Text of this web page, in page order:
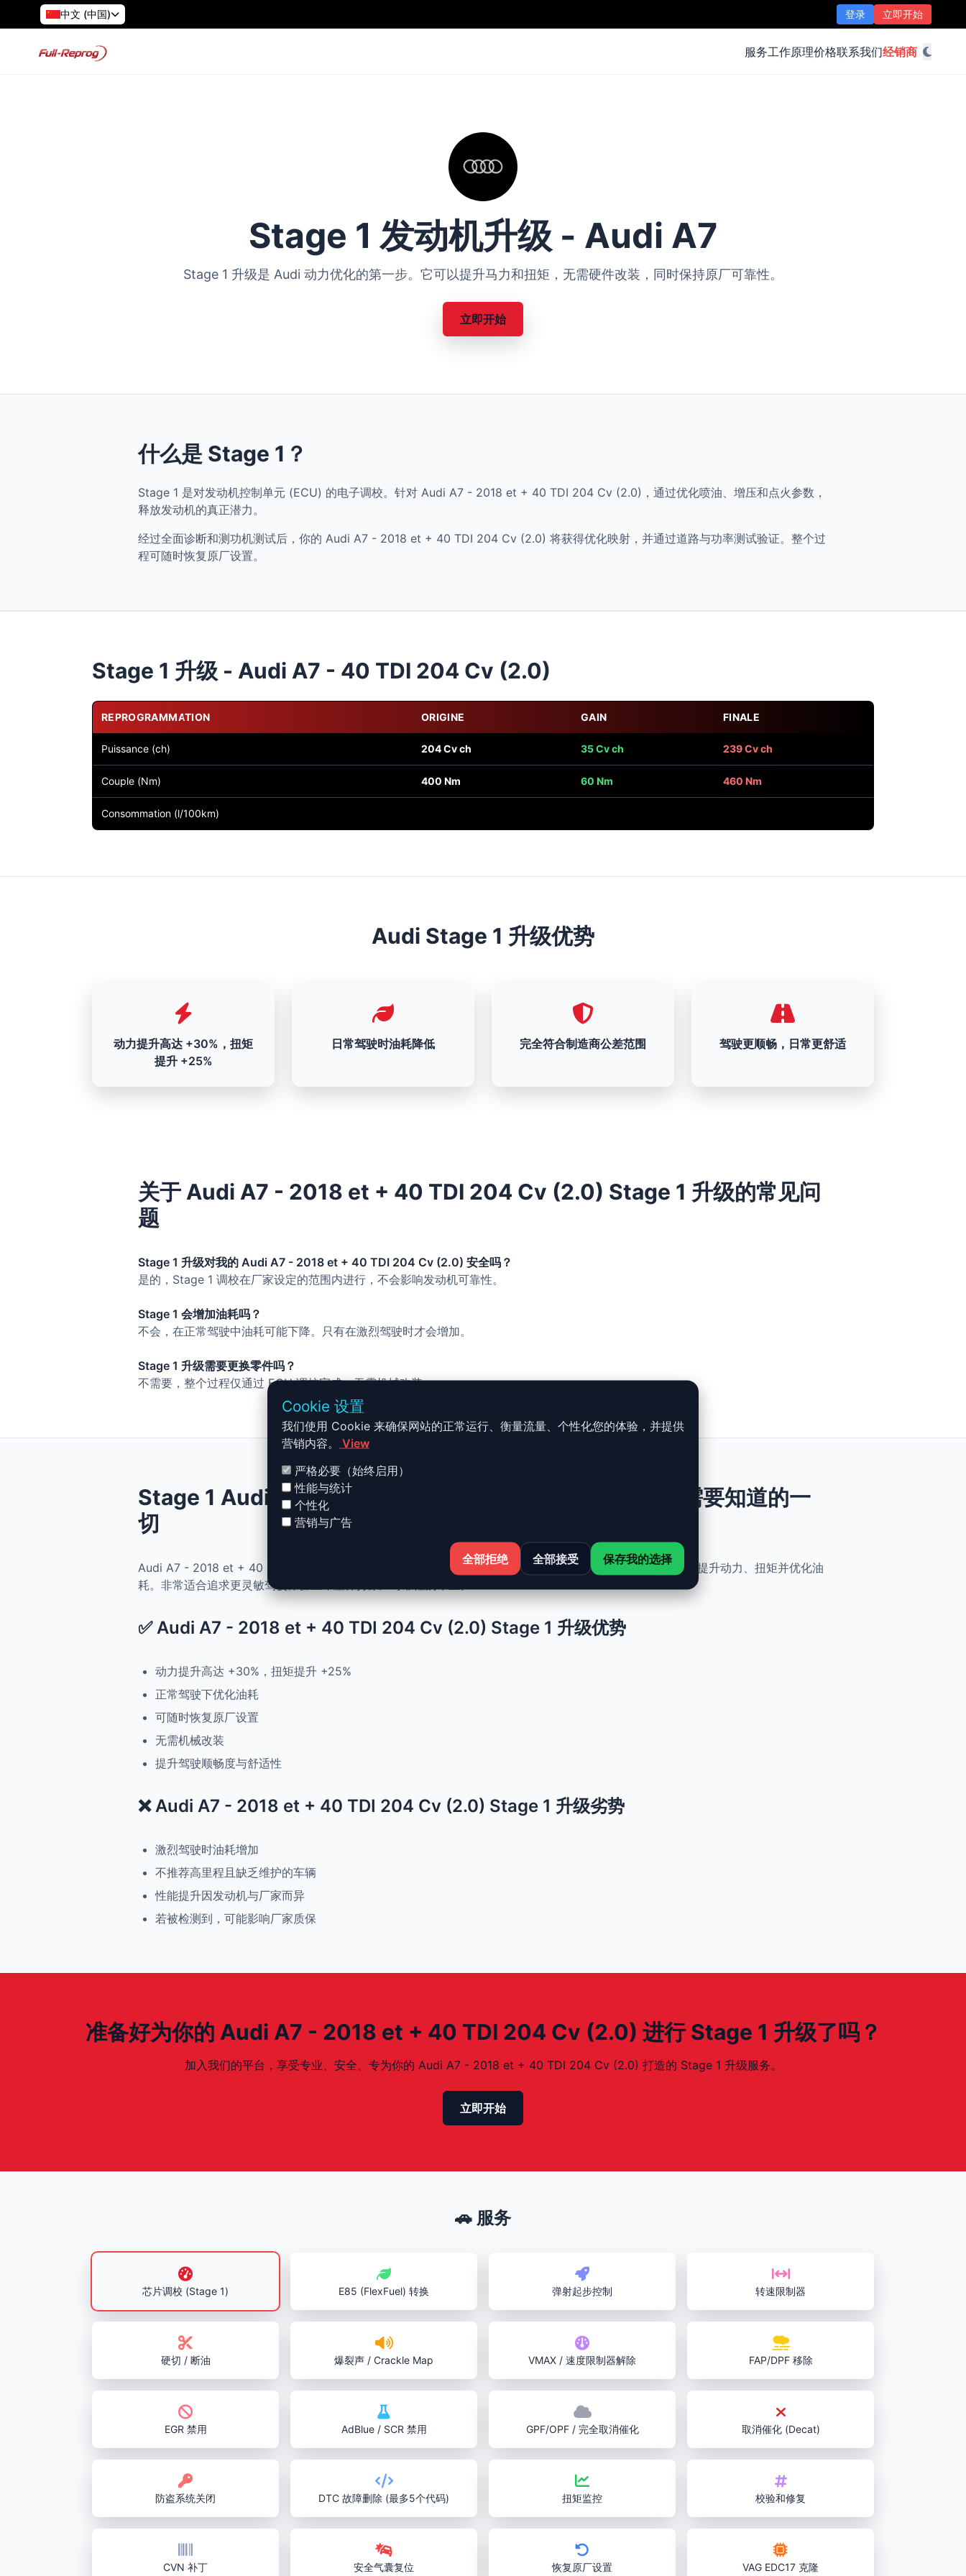
中文 (中国) 登录 立即开始
服务工作原理价格联系我们经销商
Stage 1 发动机升级 - Audi A7
Stage 1 升级是 Audi 动力优化的第一步。它可以提升马力和扭矩，无需硬件改装，同时保持原厂可靠性。
立即开始
什么是 Stage 1？
Stage 1 是对发动机控制单元 (ECU) 的电子调校。针对 Audi A7 - 2018 et + 40 TDI 204 Cv (2.0)，通过优化喷油、增压和点火参数，
释放发动机的真正潜力。
经过全面诊断和测功机测试后，你的 Audi A7 - 2018 et + 40 TDI 204 Cv (2.0) 将获得优化映射，并通过道路与功率测试验证。整个过
程可随时恢复原厂设置。
Stage 1 升级 - Audi A7 - 40 TDI 204 Cv (2.0)
REPROGRAMMATION ORIGINE GAIN FINALE
Puissance (ch) 204 Cv ch 35 Cv ch 239 Cv ch
Couple (Nm) 400 Nm 60 Nm 460 Nm
Consommation (l/100km)
Audi Stage 1 升级优势
动力提升高达 +30%，扭矩
提升 +25%
日常驾驶时油耗降低 完全符合制造商公差范围 驾驶更顺畅，日常更舒适
关于 Audi A7 - 2018 et + 40 TDI 204 Cv (2.0) Stage 1 升级的常见问
题
Stage 1 升级对我的 Audi A7 - 2018 et + 40 TDI 204 Cv (2.0) 安全吗？
是的，Stage 1 调校在厂家设定的范围内进行，不会影响发动机可靠性。
Stage 1 会增加油耗吗？
不会，在正常驾驶中油耗可能下降。只有在激烈驾驶时才会增加。
Stage 1 升级需要更换零件吗？
不需要，整个过程仅通过 ECU 调校完成，无需机械改装。
Stage 1 Audi A7 - 2018 et + 40 TDI 204 Cv (2.0)：你需要知道的一
切
Audi A7 - 2018 et + 40 TDI 204 Cv (2.0) 的 Stage 1 升级结合了性能、安全与简便性。无需机械改动，即可提升动力、扭矩并优化油
耗。非常适合追求更灵敏驾驶体验且希望保持原厂可靠性的车主。
✅ Audi A7 - 2018 et + 40 TDI 204 Cv (2.0) Stage 1 升级优势
动力提升高达 +30%，扭矩提升 +25%
正常驾驶下优化油耗
可随时恢复原厂设置
无需机械改装
提升驾驶顺畅度与舒适性
❌ Audi A7 - 2018 et + 40 TDI 204 Cv (2.0) Stage 1 升级劣势
激烈驾驶时油耗增加
不推荐高里程且缺乏维护的车辆
性能提升因发动机与厂家而异
若被检测到，可能影响厂家质保
准备好为你的 Audi A7 - 2018 et + 40 TDI 204 Cv (2.0) 进行 Stage 1 升级了吗？
加入我们的平台，享受专业、安全、专为你的 Audi A7 - 2018 et + 40 TDI 204 Cv (2.0) 打造的 Stage 1 升级服务。
立即开始
Cookie 设置
我们使用 Cookie 来确保网站的正常运行、衡量流量、个性化您的体验，并提供
营销内容。
View
严格必要（始终启用）
性能与统计
个性化
营销与广告
全部拒绝 全部接受 保存我的选择
🚗 服务
芯片调校 (Stage 1) E85 (FlexFuel) 转换 弹射起步控制 转速限制器
硬切 / 断油 爆裂声 / Crackle Map VMAX / 速度限制器解除 FAP/DPF 移除
EGR 禁用 AdBlue / SCR 禁用 GPF/OPF / 完全取消催化 取消催化 (Decat)
防盗系统关闭 DTC 故障删除 (最多5个代码) 扭矩监控 校验和修复
CVN 补丁 安全气囊复位 恢复原厂设置 VAG EDC17 克隆